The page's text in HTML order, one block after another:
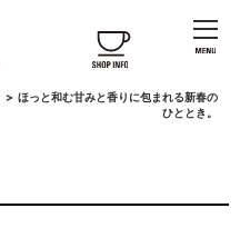
> ほっと和む甘みと香りに包まれる新春の
ひととき。